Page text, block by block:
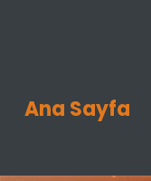
Ana Sayfa